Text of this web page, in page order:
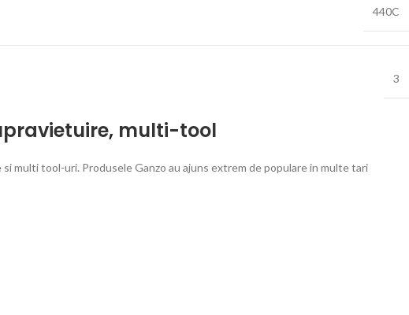
440C
3
, multi-tool
multi tool-uri. Produsele Ganzo au ajuns extrem de populare in multe tari